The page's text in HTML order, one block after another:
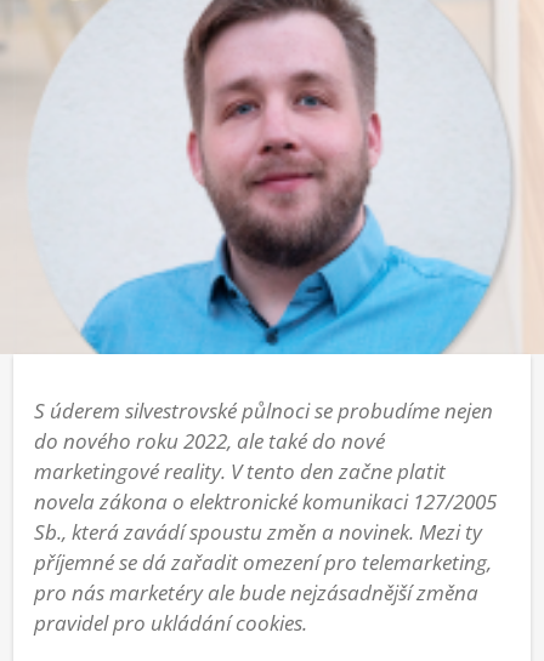
S úderem silvestrovské půlnoci se probudíme nejen
do nového roku 2022, ale také do nové
marketingové reality. V tento den začne platit
novela zákona o elektronické komunikaci 127/2005
Sb., která zavádí spoustu změn a novinek. Mezi ty
příjemné se dá zařadit omezení pro telemarketing,
pro nás marketéry ale bude nejzásadnější změna
pravidel pro ukládání cookies.